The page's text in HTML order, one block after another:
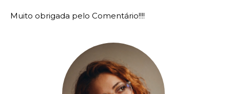
Muito obrigada pelo Comentário!!!!